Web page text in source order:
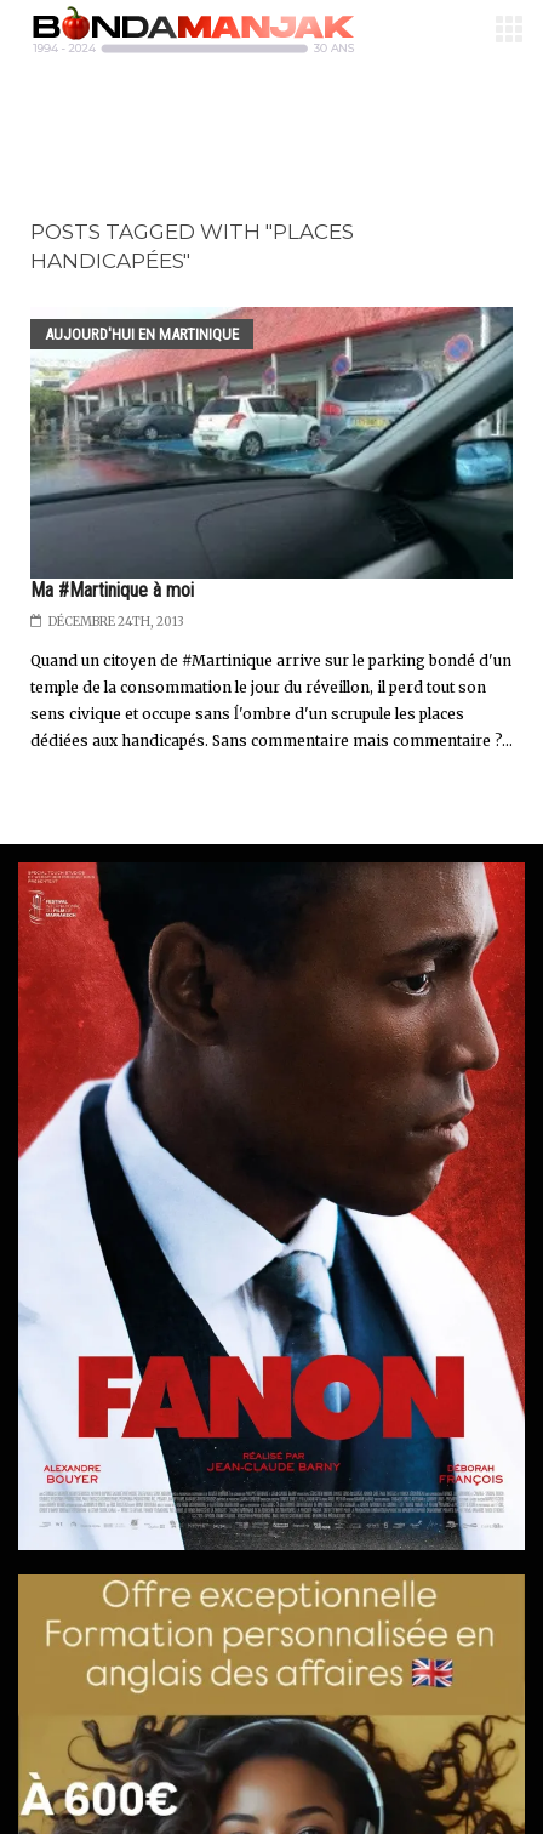
POSTS TAGGED WITH "PLACES
HANDICAPÉES"
AUJOURD'HUI EN MARTINIQUE
Ma #Martinique à moi
DÉCEMBRE 24TH, 2013
Quand un citoyen de #Martinique arrive sur le parking bondé d'un
temple de la consommation le jour du réveillon, il perd tout son
sens civique et occupe sans ĺ'ombre d'un scrupule les places
dédiées aux handicapés. Sans commentaire mais commentaire ?...